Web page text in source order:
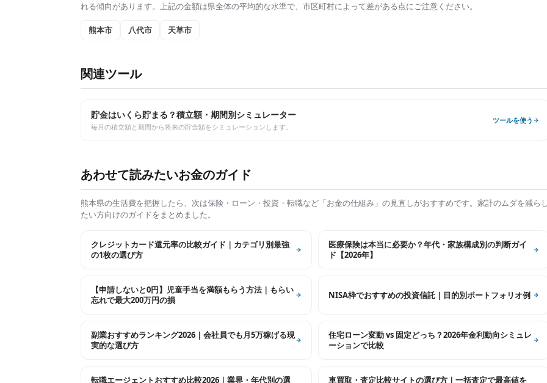
れる傾向があります。上記の金額は県全体の平均的な水準で、市区町村によって差がある点にご注意ください。
熊本市 八代市 天草市
関連ツール
貯金はいくら貯まる？積立額・期間別シミュレーター
毎月の積立額と期間から将来の貯金額をシミュレーションします。
ツールを使う
あわせて読みたいお金のガイド
熊本県の生活費を把握したら、次は保険・ローン・投資・転職など「お金の仕組み」の見直しがおすすめです。家計のムダを減ら
たい方向けのガイドをまとめました。
クレジットカード還元率の比較ガイド｜カテゴリ別最強
の1枚の選び方
医療保険は本当に必要か？年代・家族構成別の判断ガイ
ド【2026年】
【申請しないと0円】児童手当を満額もらう方法｜もらい
忘れで最大200万円の損
NISA枠でおすすめの投資信託｜目的別ポートフォリオ例
副業おすすめランキング2026｜会社員でも月5万稼げる現
実的な選び方
住宅ローン変動 vs 固定どっち？2026年金利動向シミュレ
ーションで比較
転職エージェントおすすめ比較2026｜業界・年代別の選 車買取・査定比較サイトの選び方｜一括査定で最高値を